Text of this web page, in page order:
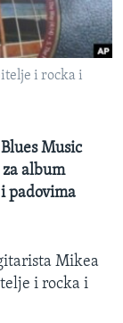
i rocka i
Music
album
padovima
Mikea
i rocka i